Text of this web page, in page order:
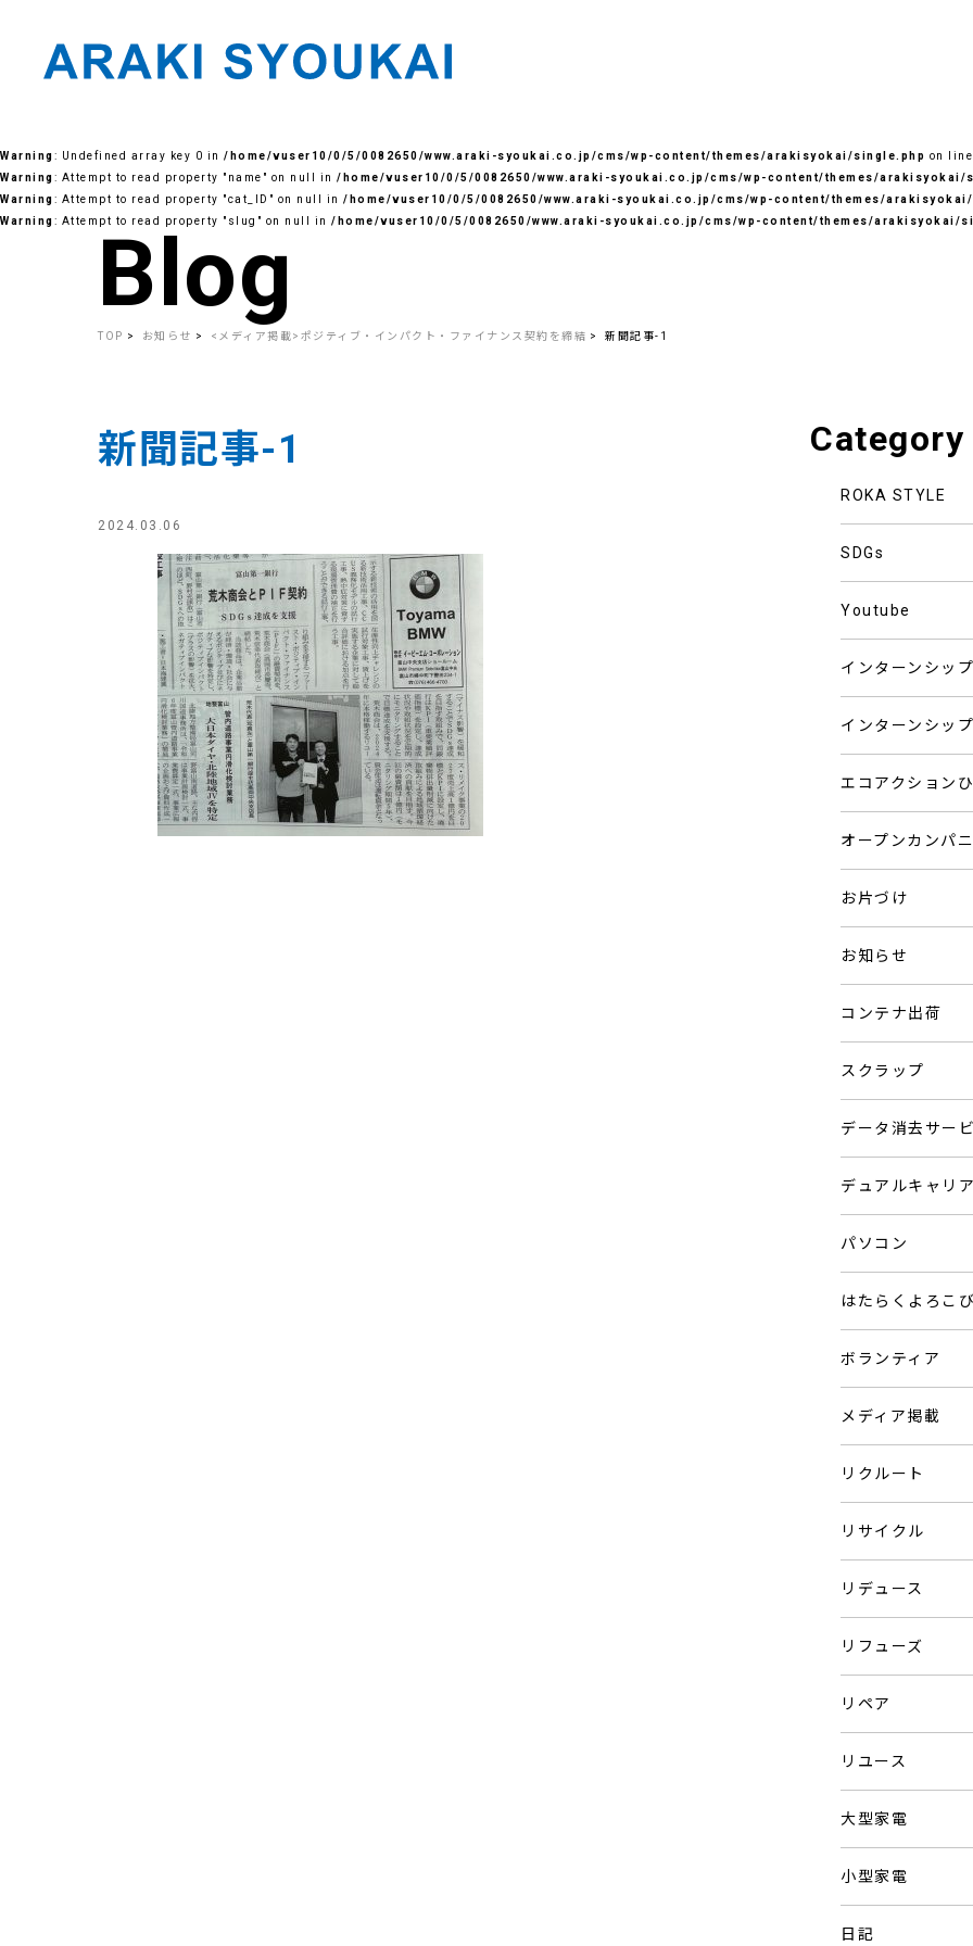
to
content
Warning: Undefined array key 0 in /home/vuser10/0/5/0082650/www.araki-syoukai.co.jp/cms/wp-content/themes/arakisyokai/single.php on line
Warning: Attempt to read property "name" on null in /home/vuser10/0/5/0082650/www.araki-syoukai.co.jp/cms/wp-content/themes/arakisyokai/
Warning: Attempt to read property "cat_ID" on null in /home/vuser10/0/5/0082650/www.araki-syoukai.co.jp/cms/wp-content/themes/
Warning: Attempt to read property "slug" on null in /home/vuser10/0/5/0082650/www.araki-syoukai.co.jp/cms/wp-content/themes/arakisyokai/
Blog
TOP お知らせ <メディア掲載>ポジティブ・インパクト・ファイナンス契約を締結 新聞記事-1
新聞記事-1
2024.03.06
Category
ROKA STYLE
SDGs
Youtube
インターンシップ
インターンシップ
エコアクション
オープンカンパ
お片づけ
お知らせ
コンテナ出荷
スクラップ
データ消去サー
デュアルキャリア
パソコン
はたらくよろこび
ボランティア
メディア掲載
リクルート
リサイクル
リデュース
リフューズ
リペア
リユース
大型家電
小型家電
日記